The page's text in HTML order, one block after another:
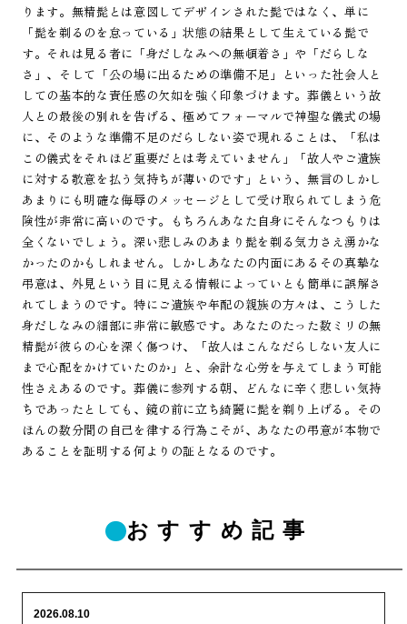
ります。無精髭とは意図してデザインされた髭ではなく、単に
「髭を剃るのを怠っている」状態の結果として生えている髭で
す。それは見る者に「身だしなみへの無頓着さ」や「だらしな
さ」、そして「公の場に出るための準備不足」といった社会人と
しての基本的な責任感の欠如を強く印象づけます。葬儀という故
人との最後の別れを告げる、極めてフォーマルで神聖な儀式の場
に、そのような準備不足のだらしない姿で現れることは、「私は
この儀式をそれほど重要だとは考えていません」「故人やご遺族
に対する敬意を払う気持ちが薄いのです」という、無言のしかし
あまりにも明確な侮辱のメッセージとして受け取られてしまう危
険性が非常に高いのです。もちろんあなた自身にそんなつもりは
全くないでしょう。深い悲しみのあまり髭を剃る気力さえ湧かな
かったのかもしれません。しかしあなたの内面にあるその真摯な
弔意は、外見という目に見える情報によっていとも簡単に誤解さ
れてしまうのです。特にご遺族や年配の親族の方々は、こうした
身だしなみの細部に非常に敏感です。あなたのたった数ミリの無
精髭が彼らの心を深く傷つけ、「故人はこんなだらしない友人に
まで心配をかけていたのか」と、余計な心労を与えてしまう可能
性さえあるのです。葬儀に参列する朝、どんなに辛く悲しい気持
ちであったとしても、鏡の前に立ち綺麗に髭を剃り上げる。その
ほんの数分間の自己を律する行為こそが、あなたの弔意が本物で
あることを証明する何よりの証となるのです。
おすすめ記事
2026.08.10